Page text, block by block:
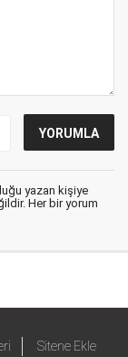
yazan kişiye
Her bir yorum
Sitene Ekle